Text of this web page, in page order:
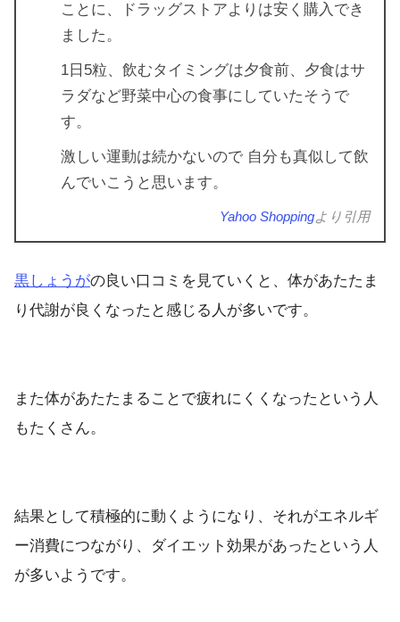
ことに、ドラッグストアよりは安く購入でき
ました。
1日5粒、飲むタイミングは夕食前、夕食はサ
ラダなど野菜中心の食事にしていたそうで
す。
激しい運動は続かないので 自分も真似して飲
んでいこうと思います。
Yahoo Shoppingより引用
黒しょうがの良い口コミを見ていくと、体があたたま
り代謝が良くなったと感じる人が多いです。
また体があたたまることで疲れにくくなったという人
もたくさん。
結果として積極的に動くようになり、それがエネルギ
ー消費につながり、ダイエット効果があったという人
が多いようです。